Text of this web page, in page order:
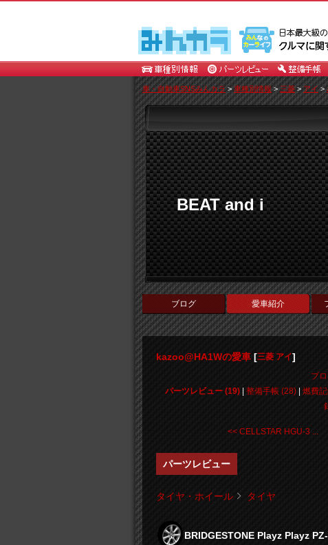
車・自動車SNSみんカラ>車種別情報>三菱>アイ>
BEAT and i
ブログ 愛車紹介
kazoo@HA1Wの愛車 [三菱 アイ]
プ
パーツレビュー (19)
整備手帳 (28) 燃費
<< CELLSTAR HGU-3 ...
パーツレビュー
タイヤ・ホイール タイヤ
BRIDGESTONE Playz Playz